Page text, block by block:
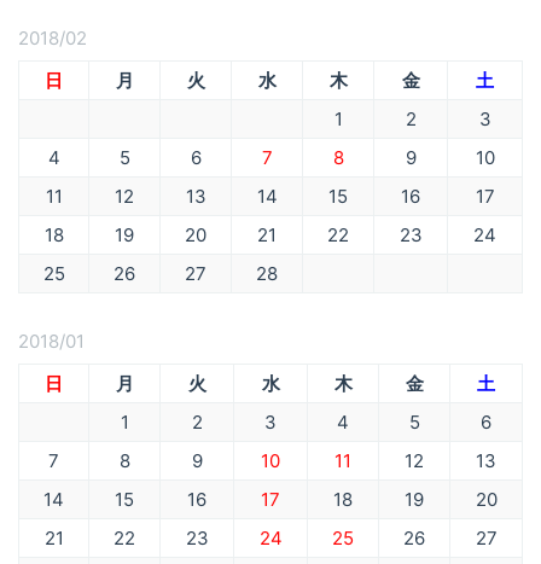
2018/02
日
月 火 水 木 金
土
1
2
3
4
5 6 7 8 9
10
11
12 13 14 15 16
17
18
19 20 21 22 23
24
25
26 27 28
2018/01
日
月 火 水 木 金
土
1
2 3 4 5
6
7
8 9 10 11 12
13
14
15 16 17 18 19
20
21
22 23 24 25 26
27